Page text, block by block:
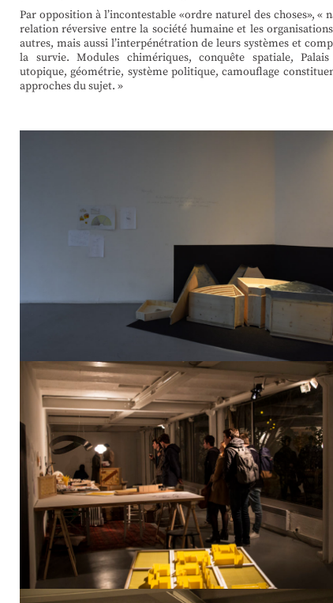
Par opposition à l’incontestable «ordre naturel des choses», «
relation réversive entre la société humaine et les organisations
autres, mais aussi l’interpénétration de leurs systèmes et
la survie. Modules chimériques, conquête spatiale,
utopique, géométrie, système politique, camouflage
approches du sujet. »